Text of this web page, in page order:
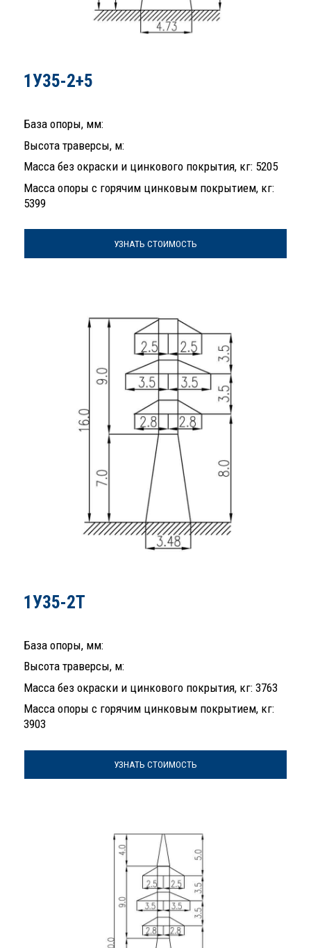
1У35-2+5
База опоры, мм:
Высота траверсы, м:
Масса без окраски и цинкового покрытия, кг: 5205
Масса опоры с горячим цинковым покрытием, кг:
5399
УЗНАТЬ СТОИМОСТЬ
1У35-2Т
База опоры, мм:
Высота траверсы, м:
Масса без окраски и цинкового покрытия, кг: 3763
Масса опоры с горячим цинковым покрытием, кг:
3903
УЗНАТЬ СТОИМОСТЬ